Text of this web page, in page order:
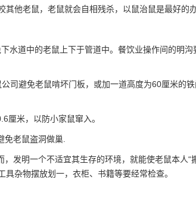
他老鼠，老鼠就会自相残杀，以鼠治鼠是最好的办
水道中的老鼠上下于管道中。餐饮业操作间的明沟
司避免老鼠啃坏门板，或加一道高度为60厘米的
厘米，以防小家鼠窜入。
免老鼠盗洞做巢.
发明一个不适宜其生存的环境，就能使老鼠本人“
杂物摆放划一，衣柜、书籍等要经常检查。